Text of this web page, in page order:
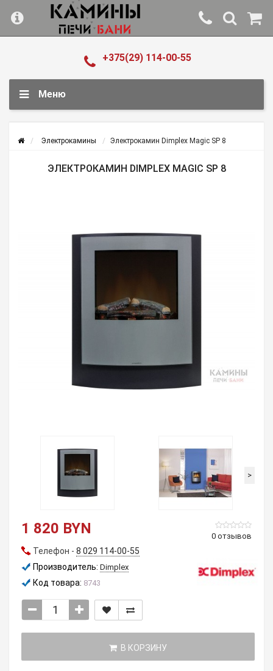
+375(29) 114-00-55
Меню
Электрокамины Электрокамин Dimplex Magic SP 8
ЭЛЕКТРОКАМИН DIMPLEX MAGIC SP 8
>
0 отзывов
1 820 BYN
Телефон - 8 029 114-00-55
Производитель: Dimplex
Код товара: 8743
В КОРЗИНУ